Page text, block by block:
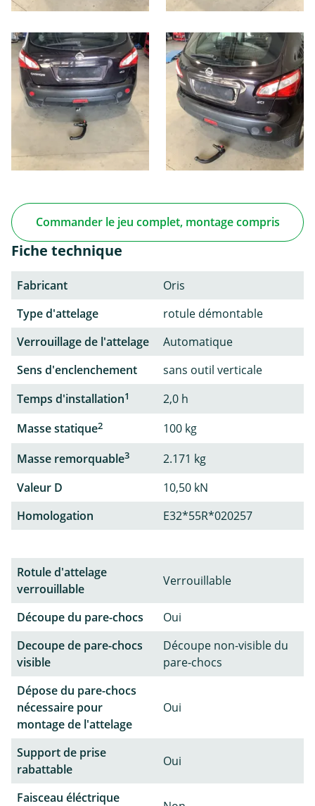
Commander le jeu complet, montage compris
Fiche technique
Fabricant
Oris
Type d'attelage
rotule démontable
Verrouillage de l'attelage
Automatique
Sens d'enclenchement
sans outil verticale
Temps d'installation1
2,0 h
Masse statique2
100 kg
Masse remorquable3
2.171 kg
Valeur D
10,50 kN
Homologation
E32*55R*020257
Rotule d'attelage
verrouillable
Verrouillable
Découpe du pare-chocs
Oui
Decoupe de pare-chocs
visible
Découpe non-visible du
pare-chocs
Dépose du pare-chocs
nécessaire pour
montage de l'attelage
Oui
Support de prise
rabattable
Oui
Faisceau éléctrique